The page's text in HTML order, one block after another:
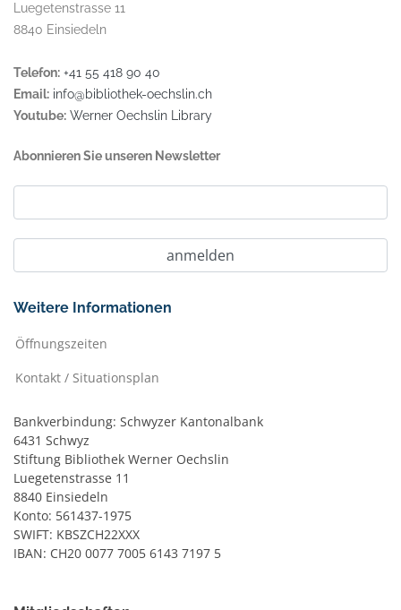
Luegetenstrasse 11
8840 Einsiedeln
Telefon: +41 55 418 90 40
Email: info@bibliothek-oechslin.ch
Youtube: Werner Oechslin Library
Abonnieren Sie unseren Newsletter
Weitere Informationen
Öffnungszeiten
Kontakt / Situationsplan
Bankverbindung: Schwyzer Kantonalbank
6431 Schwyz
Stiftung Bibliothek Werner Oechslin
Luegetenstrasse 11
8840 Einsiedeln
Konto: 561437-1975
SWIFT: KBSZCH22XXX
IBAN: CH20 0077 7005 6143 7197 5